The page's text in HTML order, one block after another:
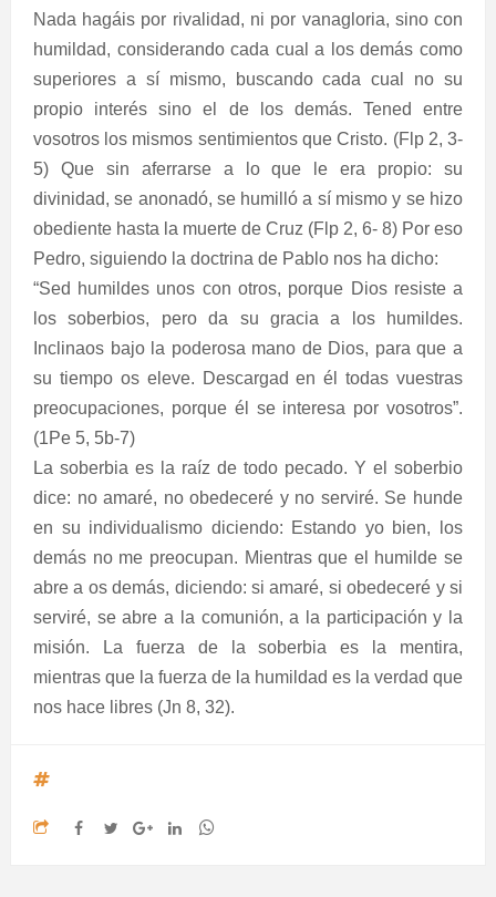
Nada hagáis por rivalidad, ni por vanagloria, sino con
humildad, considerando cada cual a los demás como
superiores a sí mismo, buscando cada cual no su
propio interés sino el de los demás. Tened entre
vosotros los mismos sentimientos que Cristo. (Flp 2, 3-
5) Que sin aferrarse a lo que le era propio: su
divinidad, se anonadó, se humilló a sí mismo y se hizo
obediente hasta la muerte de Cruz (Flp 2, 6- 8) Por eso
Pedro, siguiendo la doctrina de Pablo nos ha dicho:
“Sed humildes unos con otros, porque Dios resiste a
los soberbios, pero da su gracia a los humildes.
Inclinaos bajo la poderosa mano de Dios, para que a
su tiempo os eleve. Descargad en él todas vuestras
preocupaciones, porque él se interesa por vosotros”.
(1Pe 5, 5b-7)
La soberbia es la raíz de todo pecado. Y el soberbio
dice: no amaré, no obedeceré y no serviré. Se hunde
en su individualismo diciendo: Estando yo bien, los
demás no me preocupan. Mientras que el humilde se
abre a os demás, diciendo: si amaré, si obedeceré y si
serviré, se abre a la comunión, a la participación y la
misión. La fuerza de la soberbia es la mentira,
mientras que la fuerza de la humildad es la verdad que
nos hace libres (Jn 8, 32).